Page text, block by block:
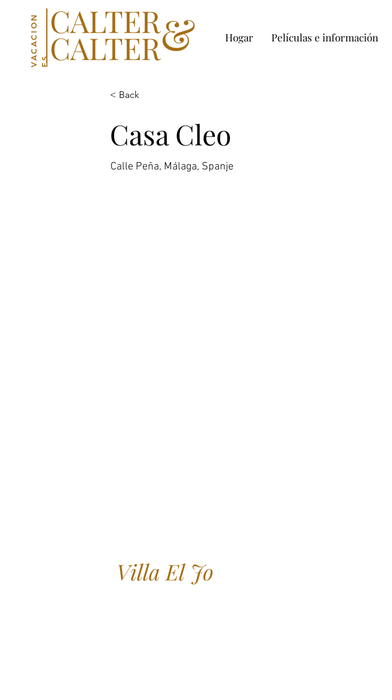
CALTER
CALTER&
V A
C
A
C
I
O
N
E S
Hogar Películas e información
< Back
Casa Cleo
Calle Peña, Málaga, Spanje
Villa El Jo